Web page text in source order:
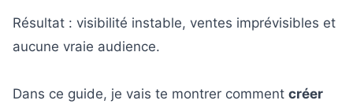
Résultat : visibilité instable, ventes imprévisibles et
aucune vraie audience.
Dans ce guide, je vais te montrer comment créer